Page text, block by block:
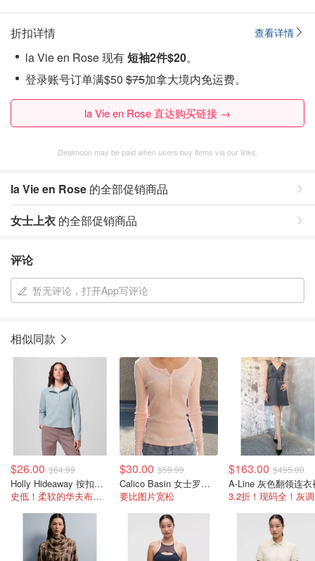
查看详情
折扣详情
la Vie en Rose 现有短袖2件$20。
登录账号订单满$50 $75加拿大境内免运费。
la Vie en Rose 直达购买链接 →
Dealmoon may be paid when users buy items via our links.
la Vie en Rose 的全部促销商品
女士上衣 的全部促销商品
评论
暂无评论，打开App写评论
相似同款
$26.00 $64.99
Holly Hideaway 按扣衬衫 女款
史低！柔软的华夫布材质
$30.00 $59.99
Calico Basin 女士罗纹长袖上衣
要比图片宽松
$163.00 $495.00
A-Line 灰色翻领连衣